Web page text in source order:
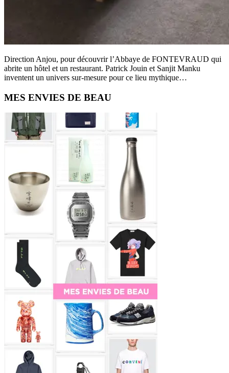
Direction Anjou, pour découvrir l’Abbaye de FONTEVRAUD qui
abrite un hôtel et un restaurant. Patrick Jouin et Sanjit Manku
inventent un univers sur-mesure pour ce lieu mythique…
Primary
Sidebar
MES ENVIES DE BEAU